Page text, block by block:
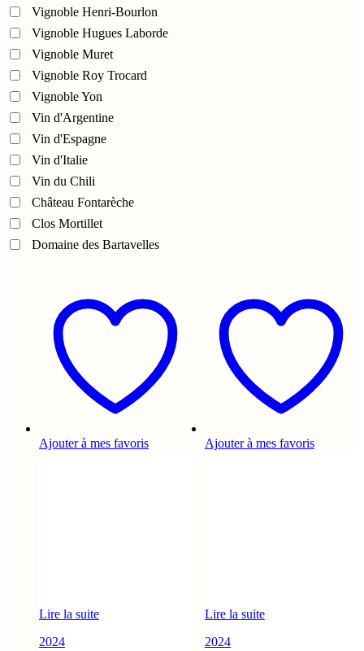
Vignoble Henri-Bourlon
Vignoble Hugues Laborde
Vignoble Muret
Vignoble Roy Trocard
Vignoble Yon
Vin d'Argentine
Vin d'Espagne
Vin d'Italie
Vin du Chili
Château Fontarèche
Clos Mortillet
Domaine des Bartavelles
Ajouter à mes favoris
Lire la suite
2024
Ajouter à mes favoris
Lire la suite
2024